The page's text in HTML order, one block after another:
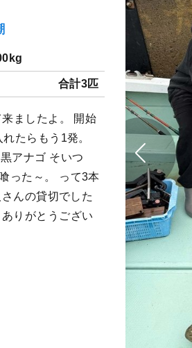
合計3匹
ましたよ。 開始
たらもう1発。
アナゴ そいつ
った～。 って3本
んの貸切でした
りがとうござい